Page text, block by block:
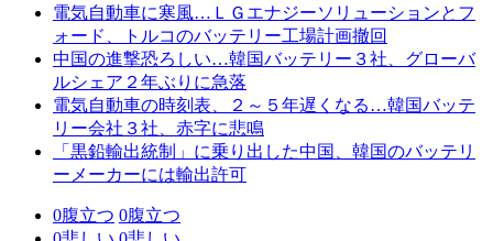
電気自動車に寒風…ＬＧエナジーソリューションとフ
ォード、トルコのバッテリー工場計画撤回
中国の進撃恐ろしい…韓国バッテリー３社、グローバ
ルシェア２年ぶりに急落
電気自動車の時刻表、２～５年遅くなる…韓国バッテ
リー会社３社、赤字に悲鳴
「黒鉛輸出統制」に乗り出した中国、韓国のバッテリ
ーメーカーには輸出許可
0腹立つ 0腹立つ